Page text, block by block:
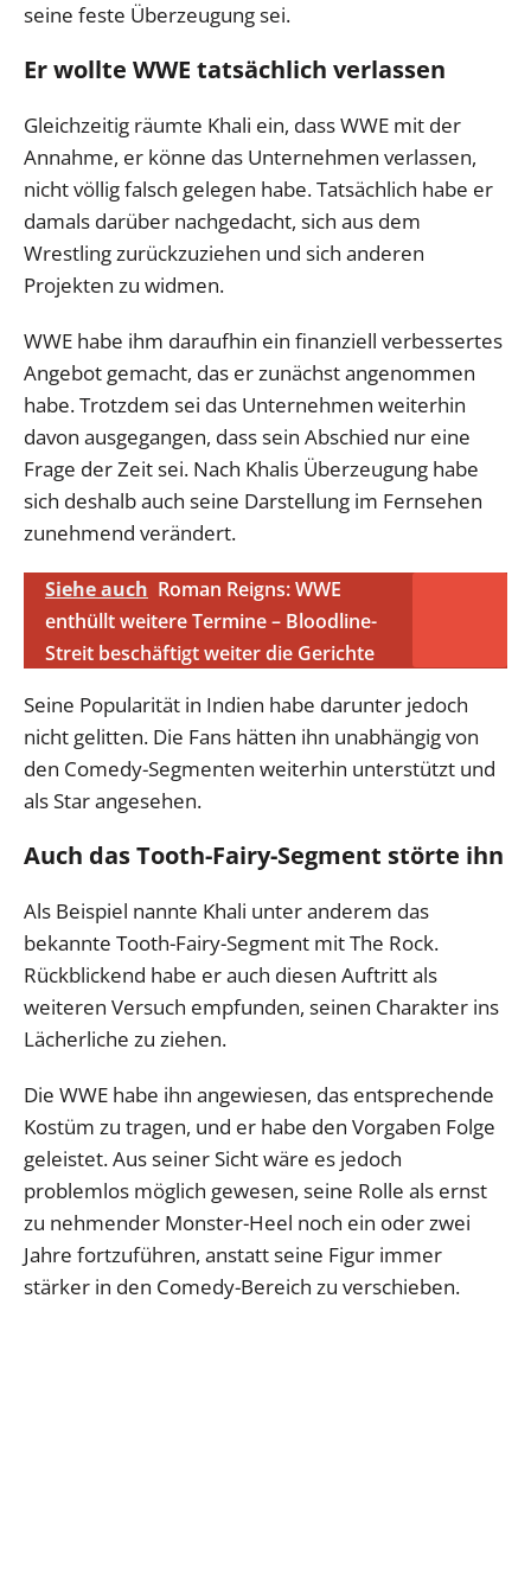
seine feste Überzeugung sei.
Er wollte WWE tatsächlich verlassen
Gleichzeitig räumte Khali ein, dass WWE mit der
Annahme, er könne das Unternehmen verlassen,
nicht völlig falsch gelegen habe. Tatsächlich habe er
damals darüber nachgedacht, sich aus dem
Wrestling zurückzuziehen und sich anderen
Projekten zu widmen.
WWE habe ihm daraufhin ein finanziell verbessertes
Angebot gemacht, das er zunächst angenommen
habe. Trotzdem sei das Unternehmen weiterhin
davon ausgegangen, dass sein Abschied nur eine
Frage der Zeit sei. Nach Khalis Überzeugung habe
sich deshalb auch seine Darstellung im Fernsehen
zunehmend verändert.
Siehe auch Roman Reigns: WWE
enthüllt weitere Termine – Bloodline-
Streit beschäftigt weiter die Gerichte
Seine Popularität in Indien habe darunter jedoch
nicht gelitten. Die Fans hätten ihn unabhängig von
den Comedy-Segmenten weiterhin unterstützt und
als Star angesehen.
Auch das Tooth-Fairy-Segment störte ihn
Als Beispiel nannte Khali unter anderem das
bekannte Tooth-Fairy-Segment mit The Rock.
Rückblickend habe er auch diesen Auftritt als
weiteren Versuch empfunden, seinen Charakter ins
Lächerliche zu ziehen.
Die WWE habe ihn angewiesen, das entsprechende
Kostüm zu tragen, und er habe den Vorgaben Folge
geleistet. Aus seiner Sicht wäre es jedoch
problemlos möglich gewesen, seine Rolle als ernst
zu nehmender Monster-Heel noch ein oder zwei
Jahre fortzuführen, anstatt seine Figur immer
stärker in den Comedy-Bereich zu verschieben.